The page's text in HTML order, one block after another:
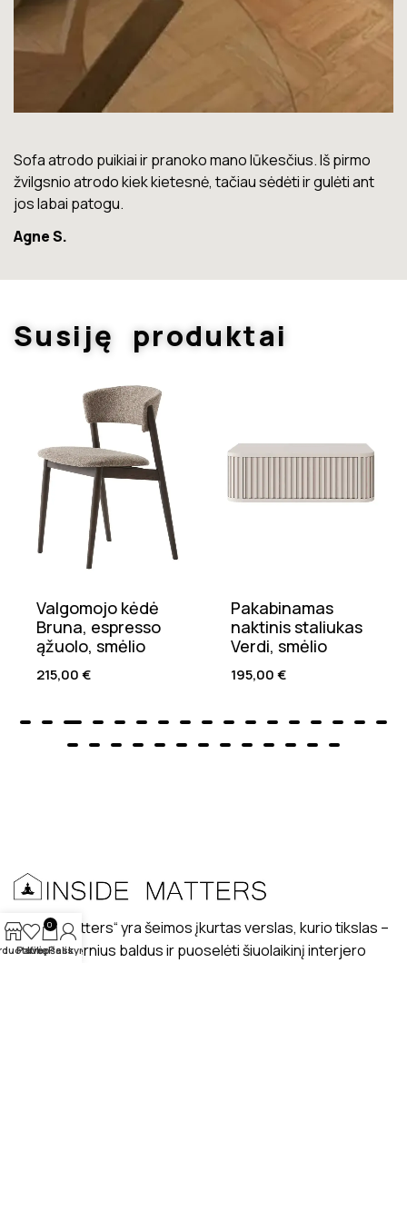
Lova labai gera. Šiuo metu neturiu jokių nusiskundimų.
Marius T.
Susiję produktai
Valgomojo kėdė
Bruna, espresso
ąžuolo, smėlio
215,00€
Pakabinamas
naktinis staliukas
Verdi, smėlio
195,00€
„Inside matters“ yra šeimos įkurtas verslas, kurio tikslas –
kurti modernius baldus ir puoselėti šiuolaikinį interjero
Patikę
0
Krepšelis
Paskyra